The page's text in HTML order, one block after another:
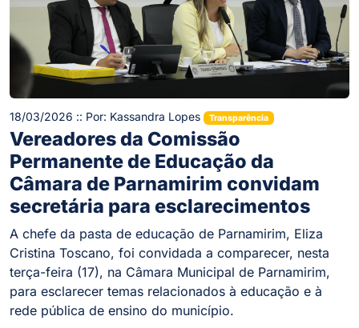
18/03/2026 :: Por: Kassandra Lopes Transparência
Vereadores da Comissão
Permanente de Educação da
Câmara de Parnamirim convidam
secretária para esclarecimentos
A chefe da pasta de educação de Parnamirim, Eliza
Cristina Toscano, foi convidada a comparecer, nesta
terça-feira (17), na Câmara Municipal de Parnamirim,
para esclarecer temas relacionados à educação e à
rede pública de ensino do município.